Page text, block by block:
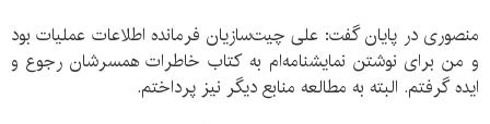
منصوری در پایان گفت: علی چیت‌سازیان فرمانده اطلاعات عملیات بود
و من برای نوشتن نمایشنامه‌ام به کتاب خاطرات همسرشان رجوع و
ایده گرفتم. البته به مطالعه منابع دیگر نیز پرداختم.